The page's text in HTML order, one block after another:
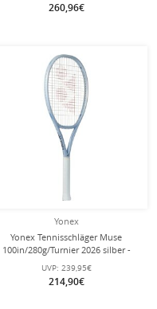
260,96€
Yonex
Yonex Tennisschläger Muse
100in/280g/Turnier 2026 silber -
unbesaitet -
UVP: 239,95€
214,90€